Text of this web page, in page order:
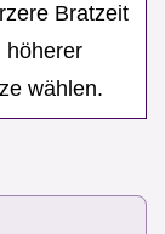
Bratzeit
höherer
wählen.